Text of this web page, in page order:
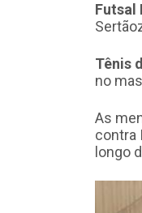
Futsal
Tênis
no
As
contra
longo